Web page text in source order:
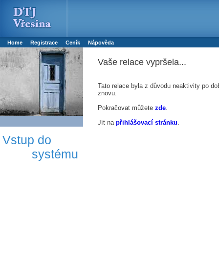
Rezervujse - Port�l pro online rezervace sportu
Home Registrace Ceník Nápověda
Vstup do
systému
Vaše relace vypršela...
Tato relace byla z důvodu neaktivity po
znovu.
Pokračovat můžete zde.
Jít na přihlášovací stránku.